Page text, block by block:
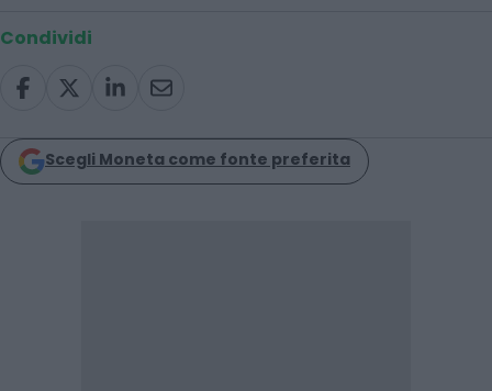
Condividi
Scegli Moneta come fonte preferita